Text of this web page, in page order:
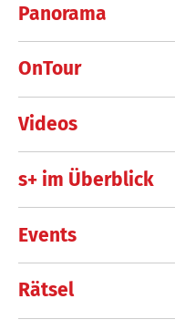
Panorama
OnTour
Videos
s+ im Überblick
Events
Rätsel